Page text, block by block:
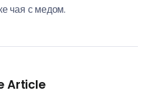
чая с медом.
Article